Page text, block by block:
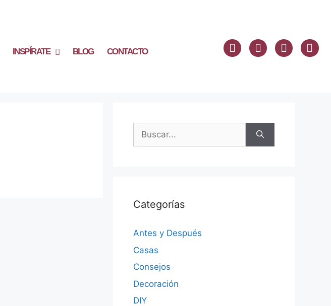
INSPÍRATE BLOG CONTACTO
Categorías
Antes y Después
Casas
Consejos
Decoración
DIY